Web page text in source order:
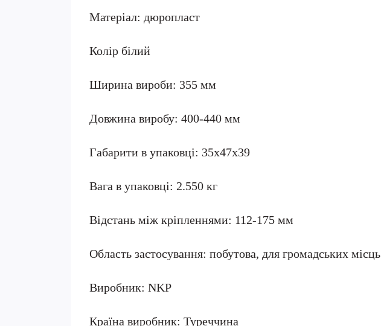
Матеріал: дюропласт
Колір білий
Ширина вироби: 355 мм
Довжина виробу: 400-440 мм
Габарити в упаковці: 35х47х39
Вага в упаковці: 2.550 кг
Відстань між кріпленнями: 112-175 мм
Область застосування: побутова, для громадських місць
Виробник: NKP
Країна виробник: Туреччина